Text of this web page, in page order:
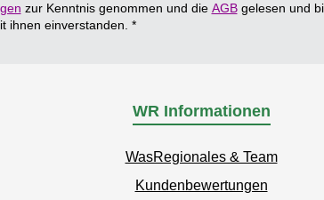
zur Kenntnis genommen und die AGBgelesen und
ihnen einverstanden. *
WR Informationen
WasRegionales & Team
Kundenbewertungen